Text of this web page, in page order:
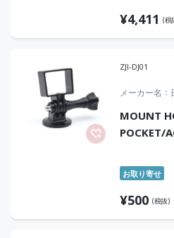
¥4,411 (税
ZJI-DJ01
メーカー名
MOUNT
POCKET/
お取り寄せ
¥500 (税抜)